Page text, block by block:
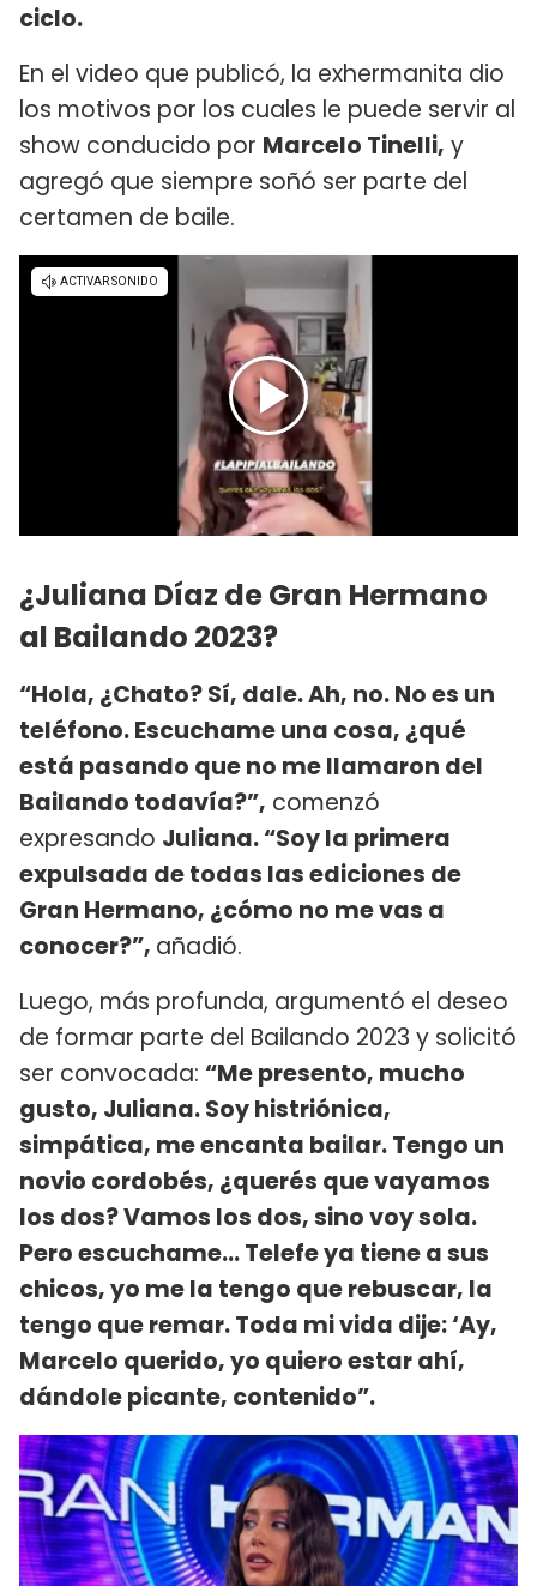
ciclo.
En el video que publicó, la exhermanita dio
los motivos por los cuales le puede servir al
show conducido por Marcelo Tinelli, y
agregó que siempre soñó ser parte del
certamen de baile.
¿Juliana Díaz de Gran Hermano
al Bailando 2023?
“Hola, ¿Chato? Sí, dale. Ah, no. No es un
teléfono. Escuchame una cosa, ¿qué
está pasando que no me llamaron del
Bailando todavía?”, comenzó
expresando Juliana. “Soy la primera
expulsada de todas las ediciones de
Gran Hermano, ¿cómo no me vas a
conocer?”, añadió.
Luego, más profunda, argumentó el deseo
de formar parte del Bailando 2023 y solicitó
ser convocada: “Me presento, mucho
gusto, Juliana. Soy histriónica,
simpática, me encanta bailar. Tengo un
novio cordobés, ¿querés que vayamos
los dos? Vamos los dos, sino voy sola.
Pero escuchame… Telefe ya tiene a sus
chicos, yo me la tengo que rebuscar, la
tengo que remar. Toda mi vida dije: ‘Ay,
Marcelo querido, yo quiero estar ahí,
dándole picante, contenido”.